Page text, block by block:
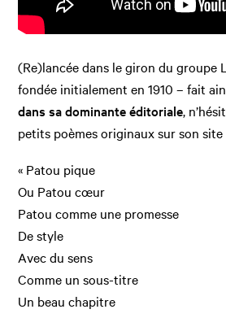
(Re)lancée dans le giron du groupe
fondée initialement en 1910 – fait
dans sa dominante éditoriale,
petits poèmes originaux sur son
« Patou pique
Ou Patou cœur
Patou comme une promesse
De style
Avec du sens
Comme un sous-titre
Un beau chapitre